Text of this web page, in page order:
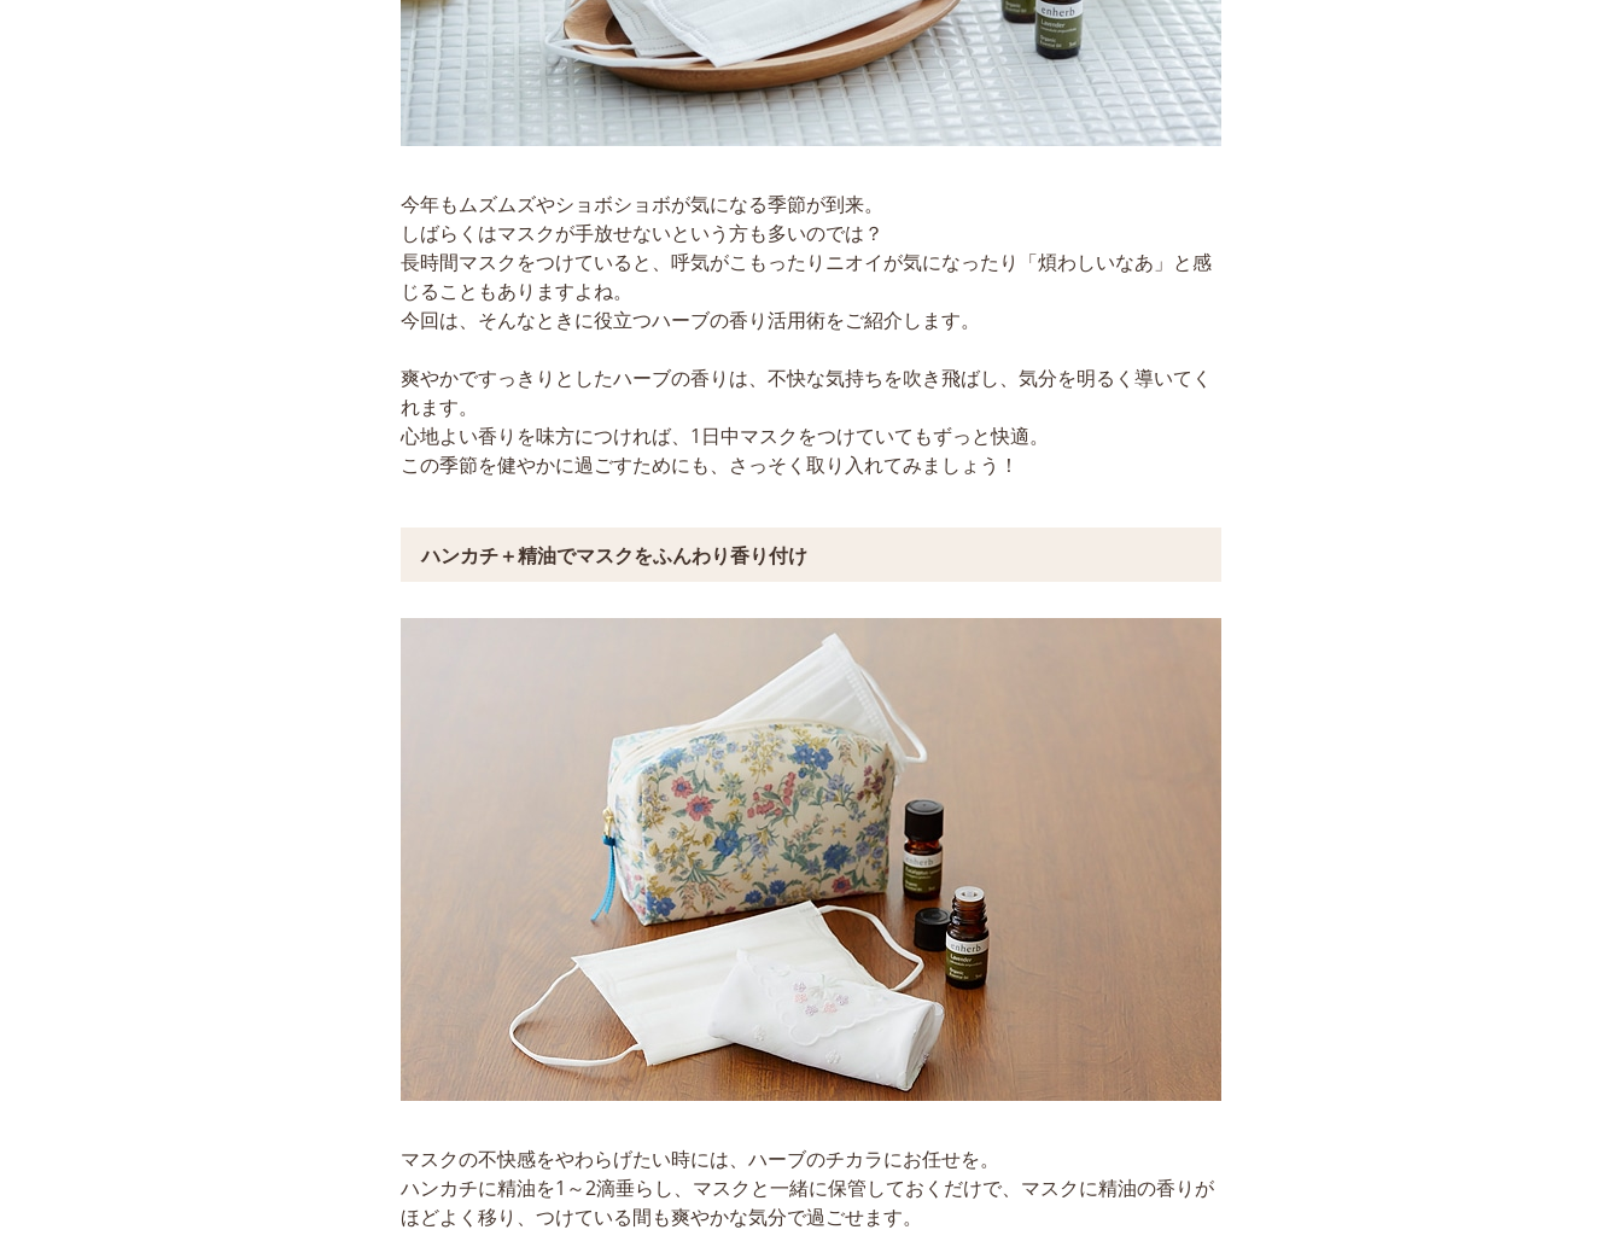
今年もムズムズやショボショボが気になる季節が到来。
しばらくはマスクが手放せないという方も多いのでは？
長時間マスクをつけていると、呼気がこもったりニオイが気になったり「煩わしいなあ」と感
じることもありますよね。
今回は、そんなときに役立つハーブの香り活用術をご紹介します。
爽やかですっきりとしたハーブの香りは、不快な気持ちを吹き飛ばし、気分を明るく導いてく
れます。
心地よい香りを味方につければ、1日中マスクをつけていてもずっと快適。
この季節を健やかに過ごすためにも、さっそく取り入れてみましょう！
ハンカチ＋精油でマスクをふんわり香り付け
マスクの不快感をやわらげたい時には、ハーブのチカラにお任せを。
ハンカチに精油を1～2滴垂らし、マスクと一緒に保管しておくだけで、マスクに精油の香りが
ほどよく移り、つけている間も爽やかな気分で過ごせます。